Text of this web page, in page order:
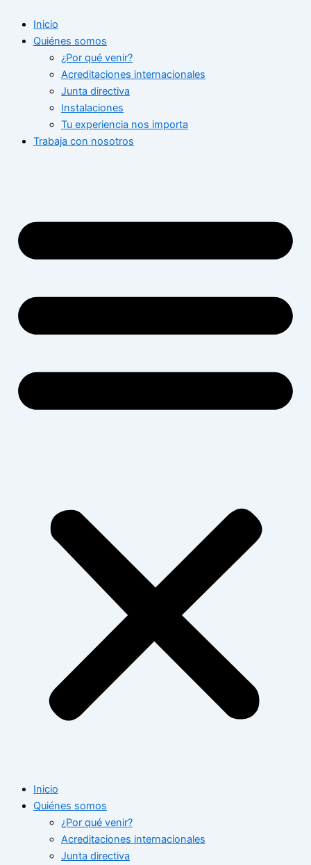
contenido
Inicio
Quiénes somos
¿Por qué venir?
Acreditaciones internacionales
Junta directiva
Instalaciones
Tu experiencia nos importa
Trabaja con nosotros
Inicio
Quiénes somos
¿Por qué venir?
Acreditaciones internacionales
Junta directiva